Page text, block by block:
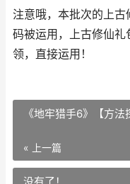
注意哦，本批次的上
码被运用，上古修仙
领，直接运用！
《地牢猎手6》【方
« 上一篇